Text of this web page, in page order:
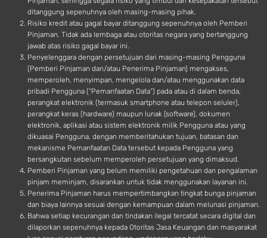
ditanggung sepenuhnya oleh masing-masing pihak.
Risiko kredit atau gagal bayar ditanggung sepenuhnya oleh Pemberi
Pinjaman. Tidak ada lembaga atau otoritas negara yang bertanggung
jawab atas risiko gagal bayar ini.
Penyelenggara dengan persetujuan dari masing-masing Pengguna
(Pemberi Pinjaman dan/atau Penerima Pinjaman) mengakses,
memperoleh, menyimpan, mengelola dan/atau menggunakan data
pribadi Pengguna (“Pemanfaatan Data”) pada atau di dalam benda,
perangkat elektronik (termasuk smartphone atau telepon seluler),
perangkat keras (hardware) maupun lunak (software), dokumen
elektronik, aplikasi atau sistem elektronik milik Pengguna atau yang
dikuasai Pengguna, dengan memberitahukan tujuan, batasan dan
mekanisme Pemanfaatan Data tersebut kepada Pengguna yang
bersangkutan sebelum memperoleh persetujuan yang dimaksud.
Pemberi Pinjaman yang belum memiliki pengetahuan dan pengalaman
pinjam meminjam, disarankan untuk tidak menggunakan layanan ini.
Penerima Pinjaman harus mempertimbangkan tingkat bunga pinjaman
dan biaya lainnya sesuai dengan kemampuan dalam melunasi pinjaman.
Bahwa setiap kecurangan dan tindakan ilegal tercatat secara digital dan
dilaporkan sepenuhnya kepada Otoritas Jasa Keuangan dan masyarakat